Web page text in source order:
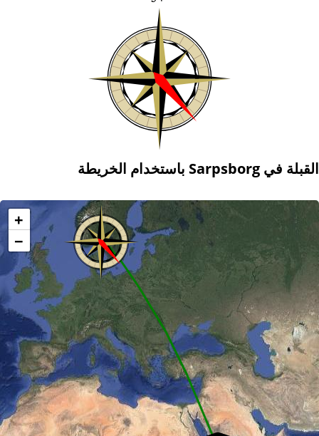
القبلة في Sarpsborg باستخدام الخريطة
+
−